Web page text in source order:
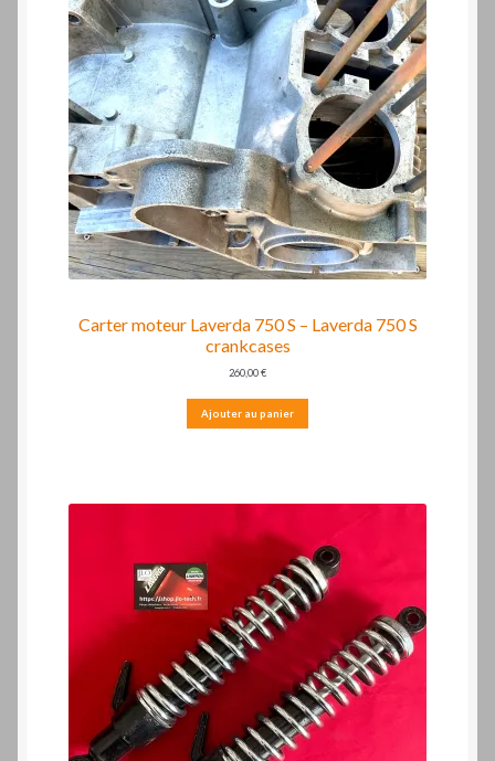
Carter moteur Laverda 750 S – Laverda 750 S
crankcases
260,00€
Ajouter au panier